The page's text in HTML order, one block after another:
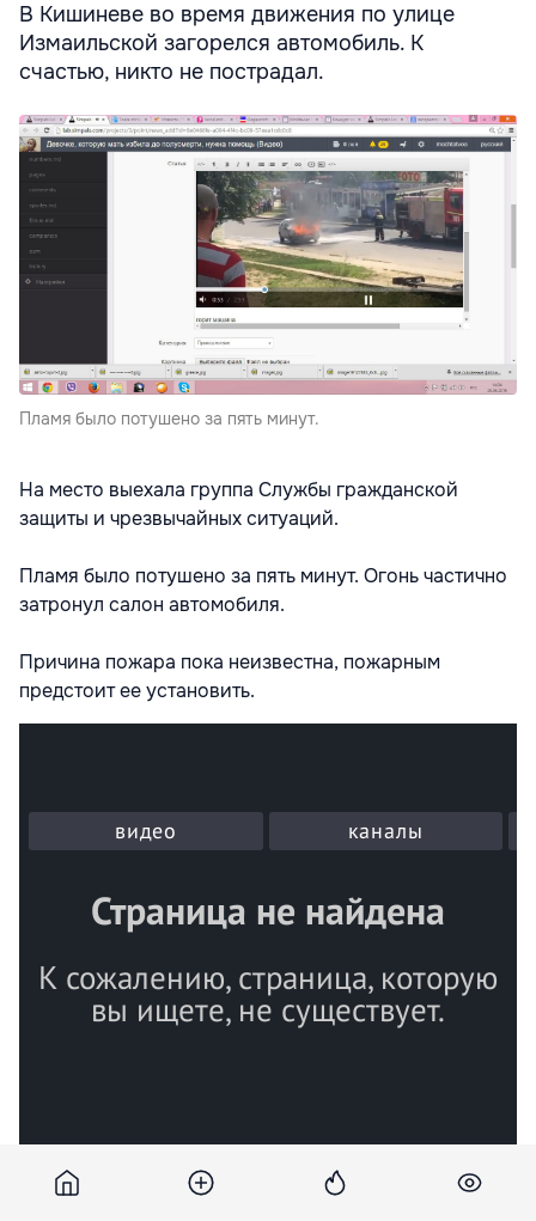
В Кишиневе во время движения по улице
Измаильской загорелся автомобиль. К
счастью, никто не пострадал.
Пламя было потушено за пять минут.
На место выехала группа Службы гражданской
защиты и чрезвычайных ситуаций.
Пламя было потушено за пять минут. Огонь частично
затронул салон автомобиля.
Причина пожара пока неизвестна, пожарным
предстоит ее установить.